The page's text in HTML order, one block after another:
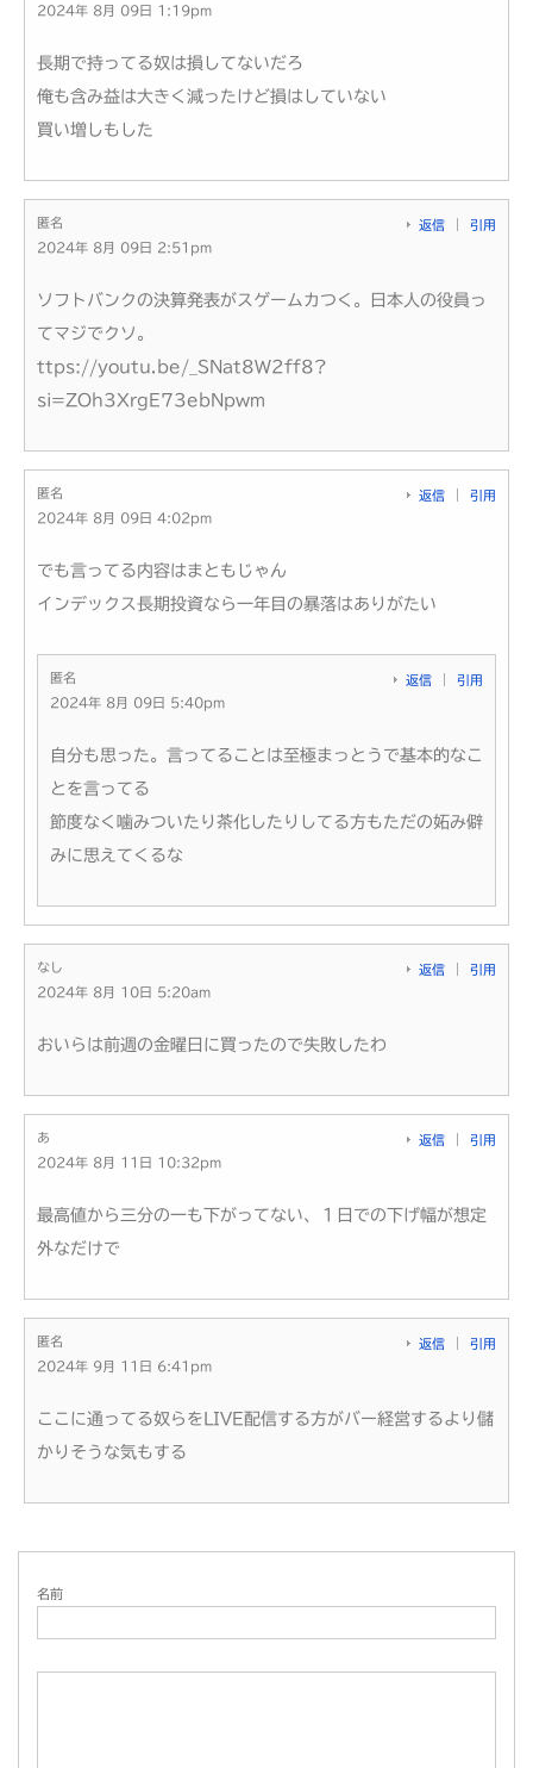
2024年 8月 09日 1:19pm
長期で持ってる奴は損してないだろ
俺も含み益は大きく減ったけど損はしていない
買い増しもした
匿名
2024年 8月 09日 2:51pm
返信 引用
ソフトバンクの決算発表がスゲームカつく。日本人の役員っ
てマジでクソ。
ttps://youtu.be/_SNat8W2ff8?
si=ZOh3XrgE73ebNpwm
匿名
2024年 8月 09日 4:02pm
返信 引用
でも言ってる内容はまともじゃん
インデックス長期投資なら一年目の暴落はありがたい
匿名
2024年 8月 09日 5:40pm
返信 引用
自分も思った。言ってることは至極まっとうで基本的なこ
とを言ってる
節度なく噛みついたり茶化したりしてる方もただの妬み僻
みに思えてくるな
なし
2024年 8月 10日 5:20am
返信 引用
おいらは前週の金曜日に買ったので失敗したわ
あ
2024年 8月 11日 10:32pm
返信 引用
最高値から三分の一も下がってない、１日での下げ幅が想定
外なだけで
匿名
2024年 9月 11日 6:41pm
返信 引用
ここに通ってる奴らをLIVE配信する方がバー経営するより儲
かりそうな気もする
名前